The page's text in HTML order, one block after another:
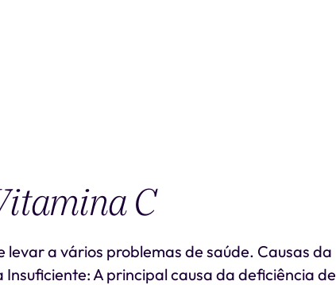
C
a vários problemas de saúde. Causas da
A principal causa da deficiência de